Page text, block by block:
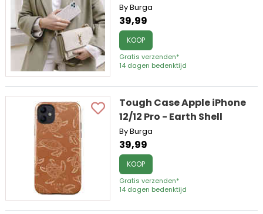
By Burga
39,99
KOOP
Gratis verzenden*
14 dagen bedenktijd
Tough Case Apple iPhone
12/12 Pro - Earth Shell
By Burga
39,99
KOOP
Gratis verzenden*
14 dagen bedenktijd